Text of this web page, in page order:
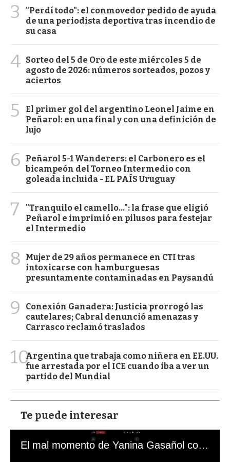
3
"Perdí todo": el conmovedor pedido de ayuda
de una periodista deportiva tras incendio de
su casa
4 Sorteo del 5 de Oro de este miércoles 5 de
agosto de 2026: números sorteados, pozos y
aciertos
5
El primer gol del argentino Leonel Jaime en
Peñarol: en una final y con una definición de
lujo
6
Peñarol 5-1 Wanderers: el Carbonero es el
bicampeón del Torneo Intermedio con
goleada incluida - EL PAÍS Uruguay
7
"Tranquilo el camello...": la frase que eligió
Peñarol e imprimió en pilusos para festejar
el Intermedio
8
Mujer de 29 años permanece en CTI tras
intoxicarse con hamburguesas
presuntamente contaminadas en Paysandú
9
Conexión Ganadera: Justicia prorrogó las
cautelares; Cabral denunció amenazas y
Carrasco reclamó traslados
10Argentina que trabaja como niñera en EE.UU.
fue arrestada por el ICE cuando iba a ver un
partido del Mundial
Te puede interesar
El mal momento de Yanina Gasañol con un hincha argentino en "Subrayado"